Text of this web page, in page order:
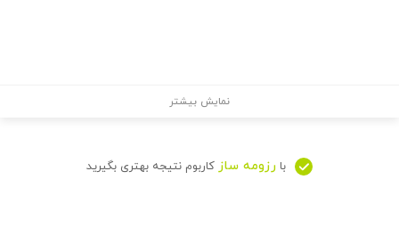
نمایش بیشتر
با رزومه ساز کاربوم نتیجه بهتری بگیرید